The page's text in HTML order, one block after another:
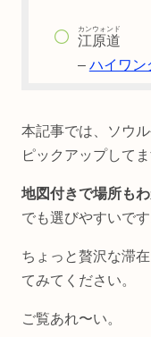
江原道
カンウォンド
– ハイワン
本記事では、ソウ
ピックアップしてま
地図付きで場所も
でも選びやすいです
ちょっと贅沢な滞
てみてください。
ご覧あれ〜い。